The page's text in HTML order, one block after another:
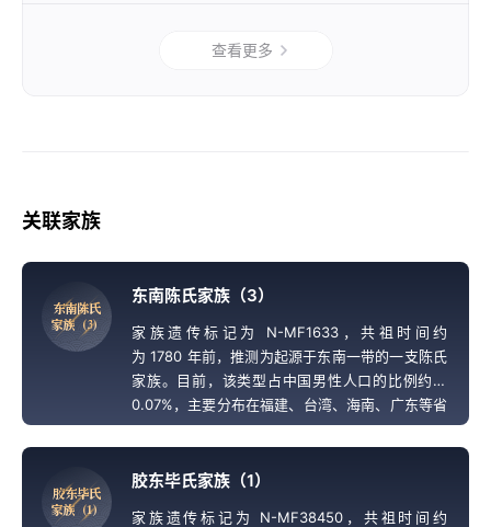
查看更多
关联家族
东南陈氏
家族（3）
东南陈氏家族（3）
家族遗传标记为 N-MF1633，共祖时间约
为 1780 年前，推测为起源于东南一带的一支陈氏
家族。目前，该类型占中国男性人口的比例约为
0.07%，主要分布在福建、台湾、海南、广东等省
份，陈姓为首位大姓。
胶东毕氏
家族（1）
胶东毕氏家族（1）
家族遗传标记为 N-MF38450，共祖时间约